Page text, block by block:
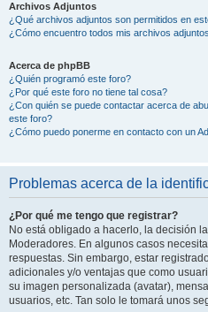
Archivos Adjuntos
¿Qué archivos adjuntos son permitidos en
¿Cómo encuentro todos mis archivos
Acerca de phpBB
¿Quién programó este foro?
¿Por qué este foro no tiene tal cosa?
¿Con quién se puede contactar acerca de
este foro?
¿Cómo puedo ponerme en contacto con un
Problemas acerca de la
¿Por qué me tengo que registrar?
No está obligado a hacerlo, la decisión
Moderadores. En algunos casos
respuestas. Sin embargo, estar
adicionales y/o ventajas que como
su imagen personalizada (avatar),
usuarios, etc. Tan solo le tomará unos